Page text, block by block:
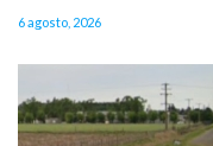
6 agosto, 2026